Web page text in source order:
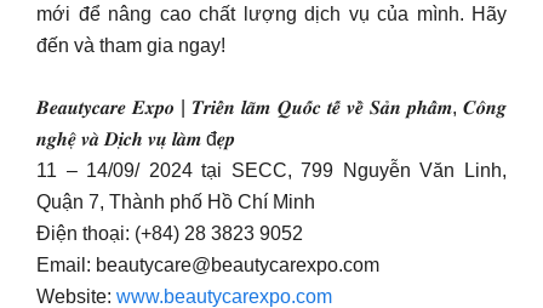
mới để nâng cao chất lượng dịch vụ của mình. Hãy
đến và tham gia ngay!
𝑩𝒆𝒂𝒖𝒕𝒚𝒄𝒂𝒓𝒆 𝑬𝒙𝒑𝒐 | 𝑻𝒓𝒊𝒆̂̉𝒏 𝒍𝒂̃𝒎 𝑸𝒖𝒐̂́𝒄 𝒕𝒆̂́ 𝒗𝒆̂̀ 𝑺𝒂̉𝒏 𝒑𝒉𝒂̂̉𝒎, 𝑪𝒐̂𝒏𝒈
𝒏𝒈𝒉𝒆̣̂ 𝒗𝒂̀ 𝑫𝒊̣𝒄𝒉 𝒗𝒖̣ 𝒍𝒂̀𝒎 đ𝒆̣𝒑
11 – 14/09/ 2024 tại SECC, 799 Nguyễn Văn Linh,
Quận 7, Thành phố Hồ Chí Minh
Điện thoại: (+84) 28 3823 9052
Email: beautycare@beautycarexpo.com
Website: www.beautycarexpo.com